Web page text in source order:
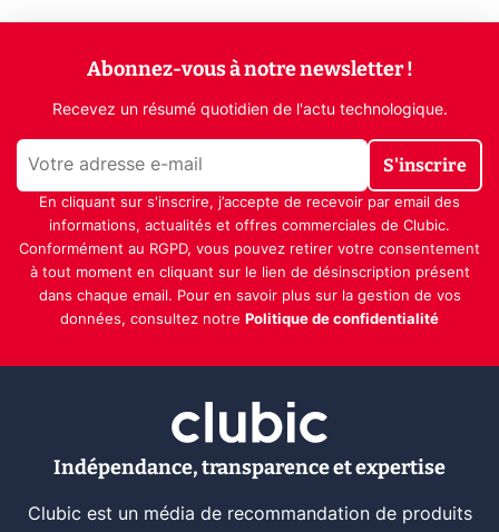
Abonnez-vous à notre newsletter !
Recevez un résumé quotidien de l'actu technologique.
S'inscrire
En cliquant sur s'inscrire, j’accepte de recevoir par email des
informations, actualités et offres commerciales de Clubic.
Conformément au RGPD, vous pouvez retirer votre consentement
à tout moment en cliquant sur le lien de désinscription présent
dans chaque email. Pour en savoir plus sur la gestion de vos
données, consultez notre Politique de confidentialité
Indépendance, transparence et expertise
Clubic est un média de recommandation de produits